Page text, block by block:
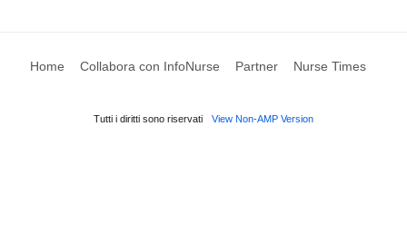
Home Collabora con InfoNurse Partner Nurse Times
Tutti i diritti sono riservati View Non-AMP Version